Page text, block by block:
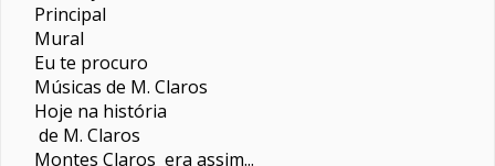
Principal
Mural
Eu te procuro
Músicas de M. Claros
Hoje na história
de M. Claros
Montes Claros era assim...